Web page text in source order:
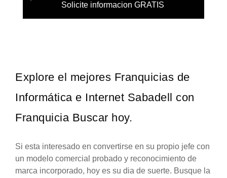
Solicite informacion GRATIS
Explore el mejores Franquicias de
Informática e Internet Sabadell con
Franquicia Buscar hoy.
Si esta interesado en convertirse en su propio jefe con
un modelo comercial probado y reconocimiento de
marca incorporado, hoy es su dia de suerte. Busque la